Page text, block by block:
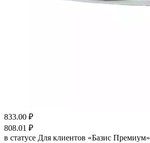
833.00 ₽
808.01 ₽
в статусе Для клиентов «Базис Премиум»